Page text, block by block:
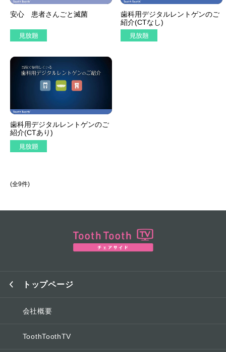
安心 患者さんごと滅菌
歯科用デジタルレントゲンのご
紹介(CTなし)
歯科用デジタルレントゲンのご
紹介(CTあり)
(全9件)
トップページ
会社概要
ToothToothTV